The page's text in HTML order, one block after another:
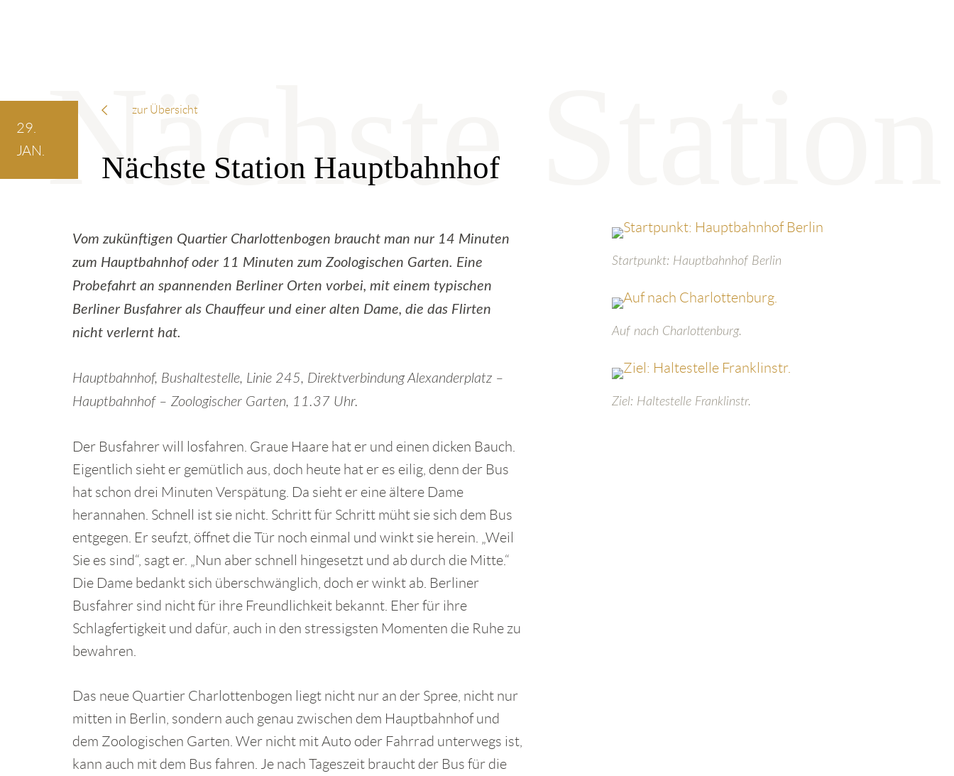
29.
JAN.
zur Übersicht
Nächste Station Hauptbahnhof
Vom zukünftigen Quartier Charlottenbogen braucht man nur 14 Minuten
zum Hauptbahnhof oder 11 Minuten zum Zoologischen Garten. Eine
Probefahrt an spannenden Berliner Orten vorbei, mit einem typischen
Berliner Busfahrer als Chauffeur und einer alten Dame, die das Flirten
nicht verlernt hat.
Hauptbahnhof, Bushaltestelle, Linie 245, Direktverbindung Alexanderplatz –
Hauptbahnhof – Zoologischer Garten, 11.37 Uhr.
Der Busfahrer will losfahren. Graue Haare hat er und einen dicken Bauch.
Eigentlich sieht er gemütlich aus, doch heute hat er es eilig, denn der Bus
hat schon drei Minuten Verspätung. Da sieht er eine ältere Dame
herannahen. Schnell ist sie nicht. Schritt für Schritt müht sie sich dem Bus
entgegen. Er seufzt, öffnet die Tür noch einmal und winkt sie herein. „Weil
Sie es sind“, sagt er. „Nun aber schnell hingesetzt und ab durch die Mitte.“
Die Dame bedankt sich überschwänglich, doch er winkt ab. Berliner
Busfahrer sind nicht für ihre Freundlichkeit bekannt. Eher für ihre
Schlagfertigkeit und dafür, auch in den stressigsten Momenten die Ruhe zu
bewahren.
Das neue Quartier Charlottenbogen liegt nicht nur an der Spree, nicht nur
mitten in Berlin, sondern auch genau zwischen dem Hauptbahnhof und
dem Zoologischen Garten. Wer nicht mit Auto oder Fahrrad unterwegs ist,
kann auch mit dem Bus fahren. Je nach Tageszeit braucht der Bus für die
Startpunkt: Hauptbahnhof Berlin
Auf nach Charlottenburg.
Ziel: Haltestelle Franklinstr.